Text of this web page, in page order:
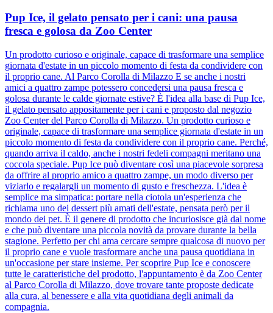
Pup Ice, il gelato pensato per i cani: una pausa
fresca e golosa da Zoo Center
Un prodotto curioso e originale, capace di trasformare una semplice
giornata d'estate in un piccolo momento di festa da condividere con
il proprio cane. Al Parco Corolla di Milazzo E se anche i nostri
amici a quattro zampe potessero concedersi una pausa fresca e
golosa durante le calde giornate estive? È l'idea alla base di Pup Ice,
il gelato pensato appositamente per i cani e proposto dal negozio
Zoo Center del Parco Corolla di Milazzo. Un prodotto curioso e
originale, capace di trasformare una semplice giornata d'estate in un
piccolo momento di festa da condividere con il proprio cane. Perché,
quando arriva il caldo, anche i nostri fedeli compagni meritano una
coccola speciale. Pup Ice può diventare così una piacevole sorpresa
da offrire al proprio amico a quattro zampe, un modo diverso per
viziarlo e regalargli un momento di gusto e freschezza. L'idea è
semplice ma simpatica: portare nella ciotola un'esperienza che
richiama uno dei dessert più amati dell'estate, pensata però per il
mondo dei pet. È il genere di prodotto che incuriosisce già dal nome
e che può diventare una piccola novità da provare durante la bella
stagione. Perfetto per chi ama cercare sempre qualcosa di nuovo per
il proprio cane e vuole trasformare anche una pausa quotidiana in
un'occasione per stare insieme. Per scoprire Pup Ice e conoscere
tutte le caratteristiche del prodotto, l'appuntamento è da Zoo Center
al Parco Corolla di Milazzo, dove trovare tante proposte dedicate
alla cura, al benessere e alla vita quotidiana degli animali da
compagnia.